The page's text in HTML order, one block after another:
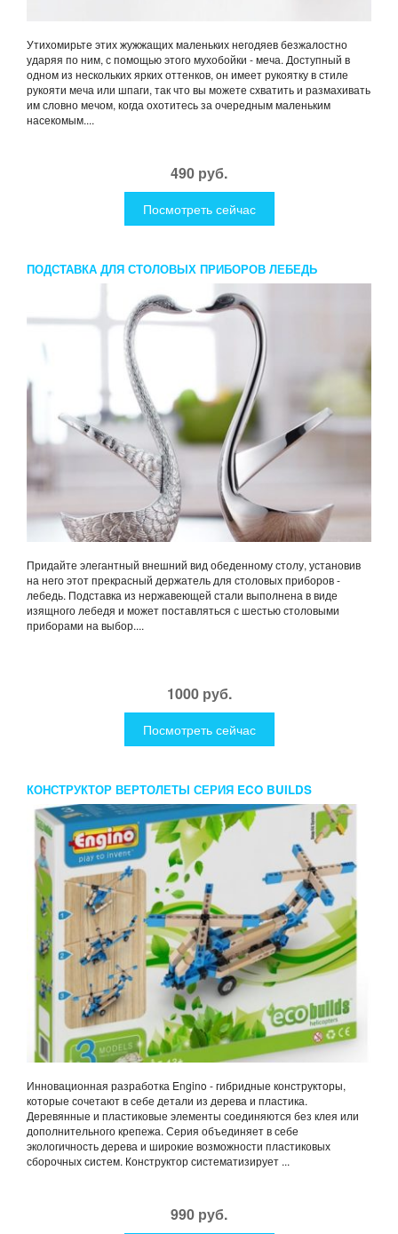
Утихомирьте этих жужжащих маленьких негодяев безжалостно
ударяя по ним, с помощью этого мухобойки - меча. Доступный в
одном из нескольких ярких оттенков, он имеет рукоятку в стиле
рукояти меча или шпаги, так что вы можете схватить и размахивать
им словно мечом, когда охотитесь за очередным маленьким
насекомым....
490 руб.
Посмотреть сейчас
ПОДСТАВКА ДЛЯ СТОЛОВЫХ ПРИБОРОВ ЛЕБЕДЬ
Придайте элегантный внешний вид обеденному столу, установив
на него этот прекрасный держатель для столовых приборов -
лебедь. Подставка из нержавеющей стали выполнена в виде
изящного лебедя и может поставляться с шестью столовыми
приборами на выбор....
1000 руб.
Посмотреть сейчас
КОНСТРУКТОР ВЕРТОЛЕТЫ СЕРИЯ ECO BUILDS
Инновационная разработка Engino - гибридные конструкторы,
которые сочетают в себе детали из дерева и пластика.
Деревянные и пластиковые элементы соединяются без клея или
дополнительного крепежа. Серия объединяет в себе
экологичность дерева и широкие возможности пластиковых
сборочных систем. Конструктор систематизирует ...
990 руб.